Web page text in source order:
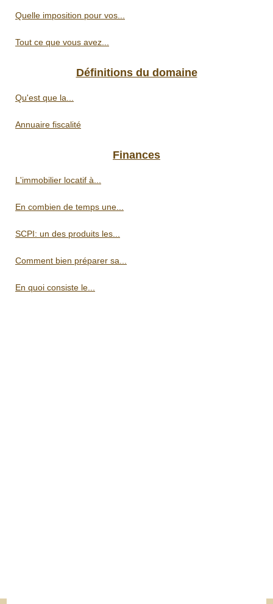
Quelle imposition pour vos...
Tout ce que vous avez...
Définitions du domaine
Qu'est que la...
Annuaire fiscalité
Finances
L'immobilier locatif à...
En combien de temps une...
SCPI: un des produits les...
Comment bien préparer sa...
En quoi consiste le...